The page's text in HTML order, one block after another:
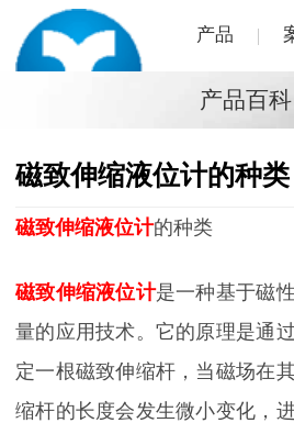
产品
产品百科
磁致伸缩液位计的种类
磁致伸缩液位计的种类
磁致伸缩液位计是一种基于磁
量的应用技术。它的原理是通
定一根磁致伸缩杆，当磁场在
缩杆的长度会发生微小变化，